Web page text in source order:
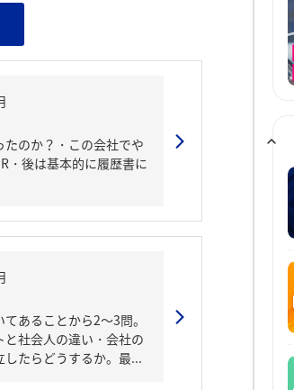
たのか？・この会社でや
・後は基本的に履歴書に
あることから2～3問。
社会人の違い・会社の
たらどうするか。最...